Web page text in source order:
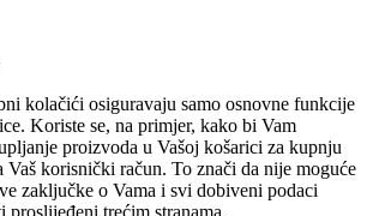
kolačići osiguravaju samo osnovne funkcije
Koriste se, na primjer, kako bi Vam
proizvoda u Vašoj košarici za kupnju
Vaš korisnički račun. To znači da nije moguće
zaključke o Vama i svi dobiveni podaci
proslijeđeni trećim stranama.